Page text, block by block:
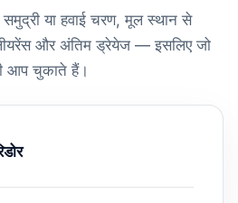
या हवाई चरण, मूल स्थान से
और अंतिम ड्रेयेज — इसलिए जो
आप चुकाते हैं।